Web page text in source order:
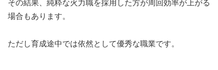
その結果、純粋な火力職を採用した方が周回効率が上がる
場合もあります。
ただし育成途中では依然として優秀な職業です。